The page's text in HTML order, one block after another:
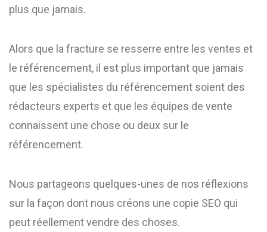
plus que jamais.
Alors que la fracture se resserre entre les ventes et
le référencement, il est plus important que jamais
que les spécialistes du référencement soient des
rédacteurs experts et que les équipes de vente
connaissent une chose ou deux sur le
référencement.
Nous partageons quelques-unes de nos réflexions
sur la façon dont nous créons une copie SEO qui
peut réellement vendre des choses.